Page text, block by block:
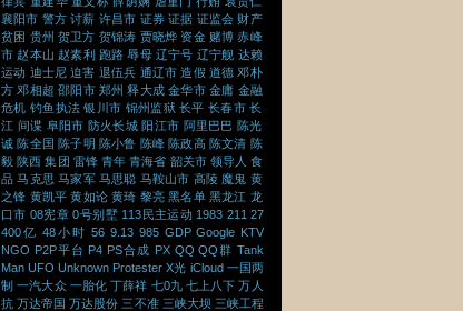
襄阳市 警方 讨薪 许昌市 证券 证据 证监会 财产
贫困 贵州 贺卫方 贺锦涛 贾晓烨 资金 赌博 赤峰
市 赵本山 赵素利 跑路 辱母 辽宁号 辽宁舰 达赖
运动 迪士尼 迫害 退伍兵 通辽市 造假 道德 邓朴
方 邓相超 邵阳市 郑州 释大成 金华市 金庸 金融
危机 钓鱼执法 银川市 锦州监狱 长平 长春市 长
江 间谍 阜阳市 防火长城 阳江市 阿里巴巴 陈光
诚 陈全国 陈子明 陈小鲁 陈峰 陈政高 陈文清 陈
毅 陕西 集团 雷锋 青年 青海省 韶关市 领导人 食
品 马克思 马家军 马思聪 马鞍山市 高陵 魔鬼 黄
之锋 黄凯平 黄如论 黄琦 黎亮 黑名单 黑龙江 龙
口市 08宪章 0号别墅 113民主运动 1983 211 27
400亿 48小时 56 9.13 985 GDP Google KTV
NGO P2P平台 P4 PS合成 PX QQ QQ群 Tank
Man UFO Unknown Protester X光 iCloud 一国两
制 一汽大众 一胎化 丁薛祥 七0九 七上八下 万人
抗 万达帝国 万达股份 三不准 三峡大坝 三峡工程